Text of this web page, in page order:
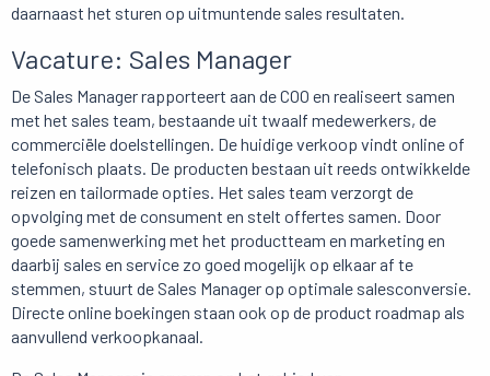
daarnaast het sturen op uitmuntende sales resultaten.
Vacature: Sales Manager
De Sales Manager rapporteert aan de COO en realiseert samen
met het sales team, bestaande uit twaalf medewerkers, de
commerciële doelstellingen. De huidige verkoop vindt online of
telefonisch plaats. De producten bestaan uit reeds ontwikkelde
reizen en tailormade opties. Het sales team verzorgt de
opvolging met de consument en stelt offertes samen. Door
goede samenwerking met het productteam en marketing en
daarbij sales en service zo goed mogelijk op elkaar af te
stemmen, stuurt de Sales Manager op optimale salesconversie.
Directe online boekingen staan ook op de product roadmap als
aanvullend verkoopkanaal.